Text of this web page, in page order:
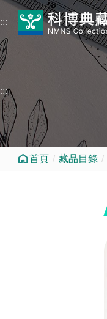
跳到中央內容區塊
:::
:::
首頁 藏品目錄